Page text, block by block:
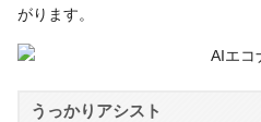
がります。
うっかりアシスト